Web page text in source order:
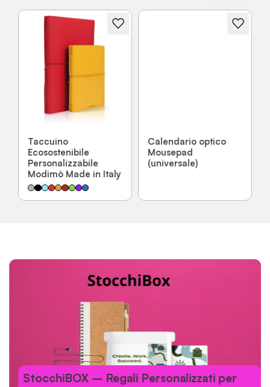
Taccuino
Ecosostenibile
Personalizzabile
Modimò Made in Italy
Calendario optico
Mousepad
(universale)
StocchiBOX – Regali Personalizzati per